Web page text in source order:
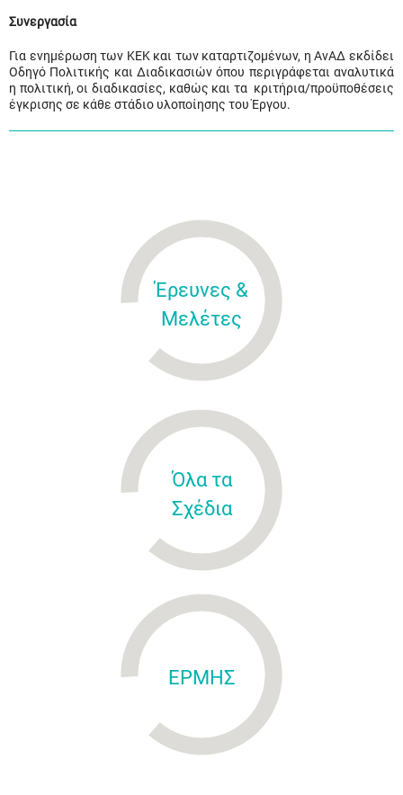
Συνεργασία
Για ενημέρωση των ΚΕΚ και των καταρτιζομένων, η ΑνΑΔ εκδίδει
Οδηγό Πολιτικής και Διαδικασιών όπου περιγράφεται αναλυτικά
η πολιτική, οι διαδικασίες, καθώς και τα κριτήρια/προϋποθέσεις
έγκρισης σε κάθε στάδιο υλοποίησης του Έργου.
Έρευνες &
Μελέτες
Όλα τα
Σχέδια
ΕΡΜΗΣ